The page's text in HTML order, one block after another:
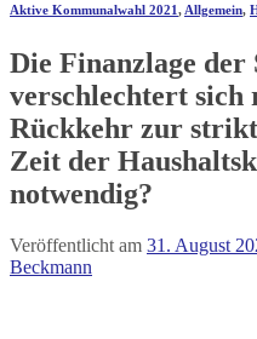
Aktive Kommunalwahl 2021, Allgemein,
Die Finanzlage der
verschlechtert sich
Rückkehr zur
Zeit der
notwendig?
Veröffentlicht am 31. August
Beckmann